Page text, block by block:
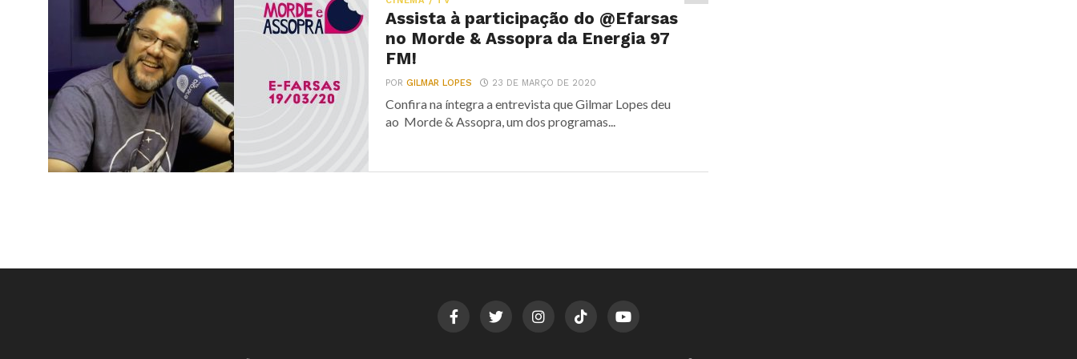
Assista à participação do @Efarsas
no Morde & Assopra da Energia 97
FM!
PORGILMAR LOPES 23 DE MARÇO DE 2020
Confira na íntegra a entrevista que Gilmar Lopes deu
ao Morde & Assopra, um dos programas...